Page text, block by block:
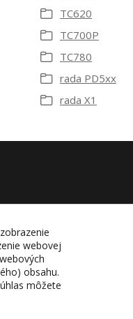
TC620
TC700P
TC780
rada PD5xx
rada X1
webovej
obsahu.
môžete